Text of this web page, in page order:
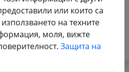
СЕ СЕГА
или които са
на техните
моля, вижте
Защита на